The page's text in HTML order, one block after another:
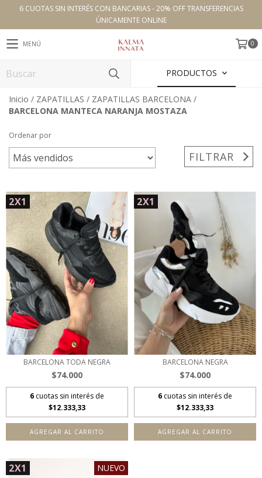
6 CUOTAS SIN INTERÉS CON BANCARIAS - 20% OFF TRANSFERENCIAS
ÚNICAMENTE ONLINE
MENÚ 0
PRODUCTOS
Inicio / ZAPATILLAS / ZAPATILLAS BARCELONA /
BARCELONA MANTECA NARANJA MOSTAZA
Ordenar por
FILTRAR
2X1
BARCELONA TODA NEGRA
$74.000
6 cuotas sin interés de
$12.333,33
AGREGAR AL CARRITO
2X1
BARCELONA NEGRA
$74.000
6 cuotas sin interés de
$12.333,33
AGREGAR AL CARRITO
2X1 NUEVO